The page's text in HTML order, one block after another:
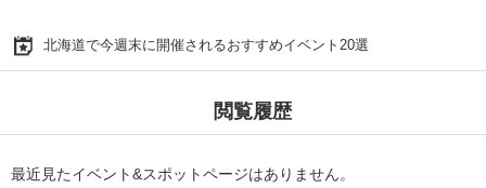
北海道で今週末に開催されるおすすめイベント20選
閲覧履歴
最近見たイベント&スポットページはありません。